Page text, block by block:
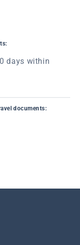
days within
documents: